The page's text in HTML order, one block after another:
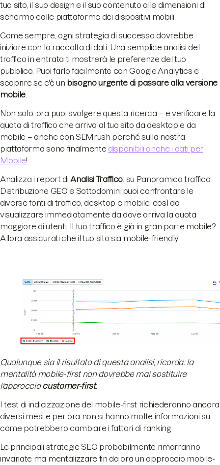
tuo sito, il suo design e il suo contenuto alle dimensioni di
schermo ealle piattaforme dei dispositivi mobili.
Come sempre, ogni strategia di successo dovrebbe
iniziare con la raccolta di dati. Una semplice analisi del
traffico in entrata ti mostrerà le preferenze del tuo
pubblico. Puoi farlo facilmente con Google Analytics e
scoprire se c'è un bisogno urgente di passare alla versione
mobile
Non solo: ora puoi svolgere questa ricerca – e verificare la
quota di traffico che arriva al tuo sito da desktop e da
mobile – anche con SEMrush perché sulla nostra
piattaforma sono finalmente disponibili anche i dati per
Mobile!
Analizza i report diAnalisi Traffico: su Panoramica traffico,
Distribuzione GEO e Sottodomini puoi confrontare le
diverse fonti di traffico, desktop e mobile, così da
visualizzare immediatamente da dove arriva la quota
maggiore di utenti. Il tuo traffico è già in gran parte mobile?
Allora assicurati che il tuo sito sia mobile-friendly.
Qualunque sia il risultato di questa analisi, ricorda: la
mentalità mobile-first non dovrebbe mai sostituire
l'approcciocustomer-first.
I test di indicizzazione del mobile-first richiederanno ancora
diversi mesi e per ora non si hanno molte informazioni su
come potrebbero cambiare i fattori di ranking.
Le principali strategie SEO probabilmente rimarranno
invariate ma mentalizzare fin da ora un approccio mobile-